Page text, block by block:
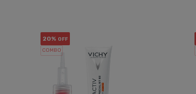
20% OFF
COMBO